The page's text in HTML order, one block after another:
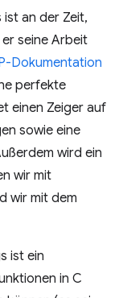
ist an der Zeit,
seine Arbeit
Dokumentation
perfekte
einen Zeiger auf
sowie eine
wird ein
wir mit
wir mit dem
ist ein
in C